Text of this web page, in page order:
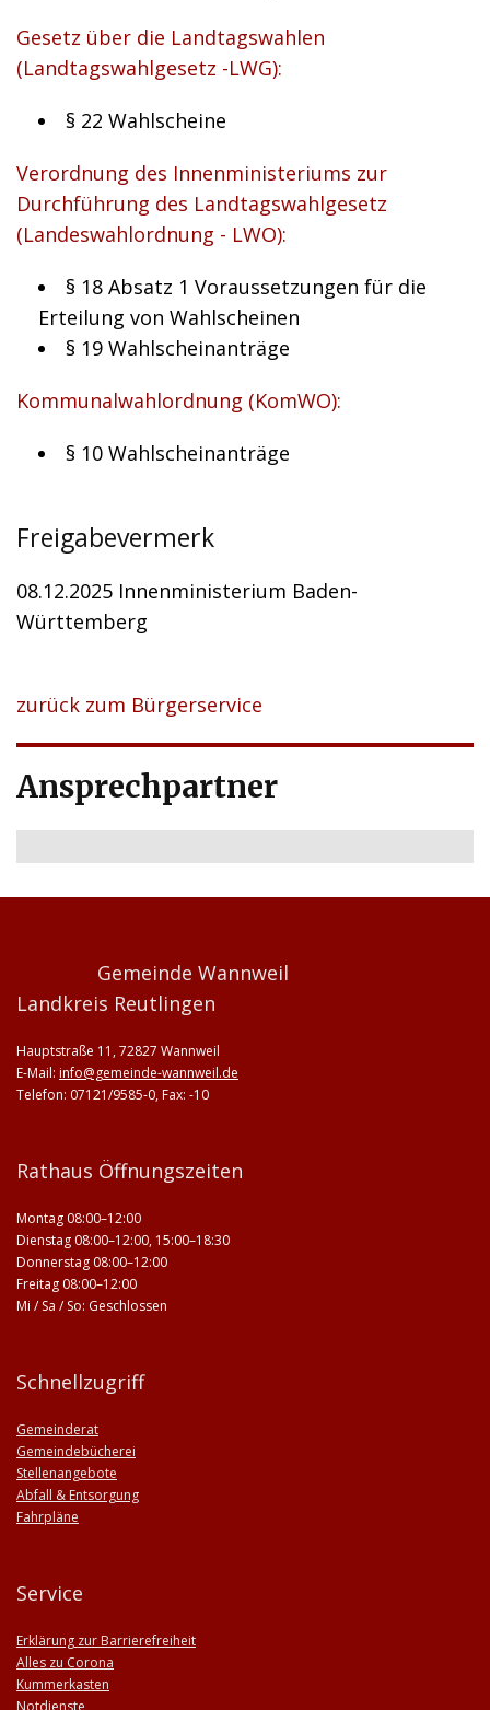
Gesetz über die Landtagswahlen
(Landtagswahlgesetz -LWG):
§ 22 Wahlscheine
Verordnung des Innenministeriums zur
Durchführung des Landtagswahlgesetz
(Landeswahlordnung - LWO):
§ 18 Absatz 1 Voraussetzungen für die
Erteilung von Wahlscheinen
§ 19 Wahlscheinanträge
Kommunalwahlordnung (KomWO):
§ 10 Wahlscheinanträge
Freigabevermerk
08.12.2025 Innenministerium Baden-
Württemberg
zurück zum Bürgerservice
Ansprechpartner
Gemeinde Wannweil
Landkreis Reutlingen
Hauptstraße 11, 72827 Wannweil
E-Mail: info@gemeinde-wannweil.de
Telefon: 07121/9585-0, Fax: -10
Rathaus Öffnungszeiten
Montag 08:00–12:00
Dienstag 08:00–12:00, 15:00–18:30
Donnerstag 08:00–12:00
Freitag 08:00–12:00
Mi / Sa / So: Geschlossen
Schnellzugriff
Gemeinderat
Gemeindebücherei
Stellenangebote
Abfall & Entsorgung
Fahrpläne
Service
Erklärung zur Barrierefreiheit
Alles zu Corona
Kummerkasten
Notdienste